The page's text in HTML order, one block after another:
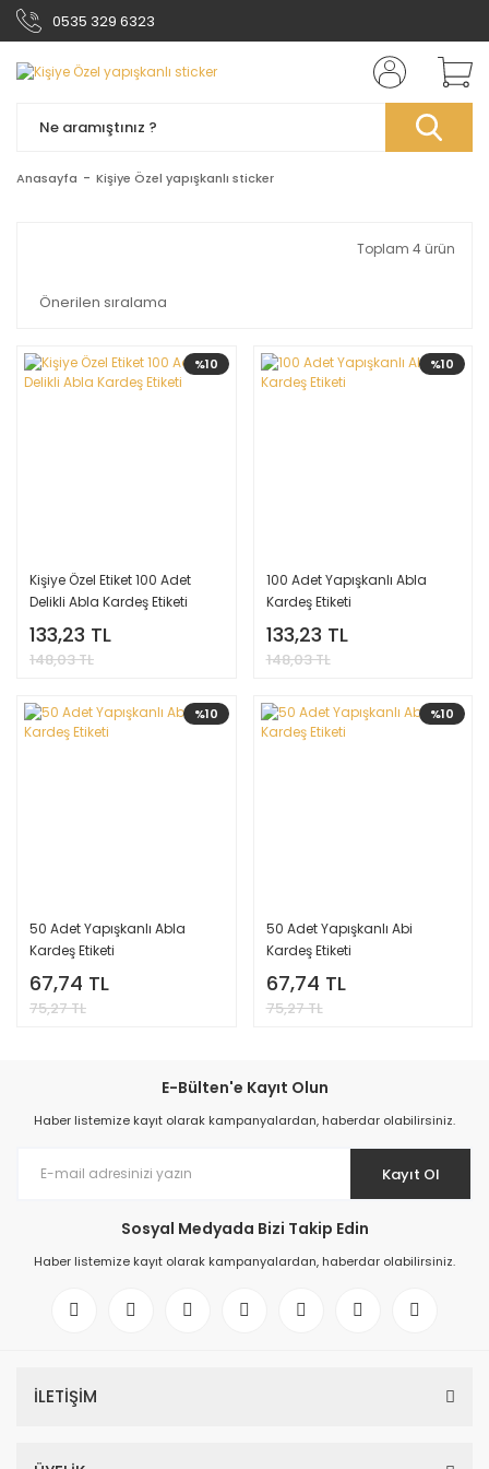
0535 329 6323
Anasayfa Kişiye Özel yapışkanlı sticker
Toplam 4 ürün
%10
Kişiye Özel Etiket 100 Adet
Delikli Abla Kardeş Etiketi
133,23 TL
148,03 TL
%10
100 Adet Yapışkanlı Abla
Kardeş Etiketi
133,23 TL
148,03 TL
%10
50 Adet Yapışkanlı Abla
Kardeş Etiketi
67,74 TL
75,27 TL
%10
50 Adet Yapışkanlı Abi
Kardeş Etiketi
67,74 TL
75,27 TL
E-Bülten'e Kayıt Olun
Haber listemize kayıt olarak kampanyalardan, haberdar olabilirsiniz.
Kayıt Ol
Sosyal Medyada Bizi Takip Edin
Haber listemize kayıt olarak kampanyalardan, haberdar olabilirsiniz.
İLETİŞİM